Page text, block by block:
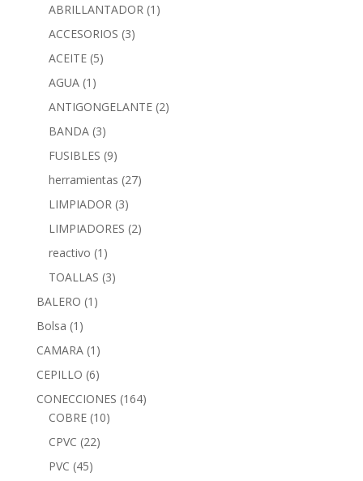
ABRILLANTADOR (1)
ACCESORIOS (3)
ACEITE (5)
AGUA (1)
ANTIGONGELANTE (2)
BANDA (3)
FUSIBLES (9)
herramientas (27)
LIMPIADOR (3)
LIMPIADORES (2)
reactivo (1)
TOALLAS (3)
BALERO (1)
Bolsa (1)
CAMARA (1)
CEPILLO (6)
CONECCIONES (164)
COBRE (10)
CPVC (22)
PVC (45)